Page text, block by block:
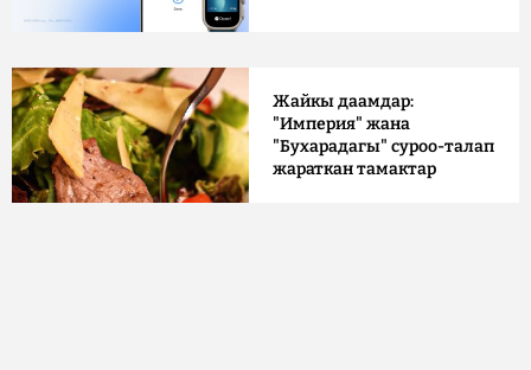
Жайкы даамдар:
"Империя" жана
"Бухарадагы" суроо-талап
жараткан тамактар